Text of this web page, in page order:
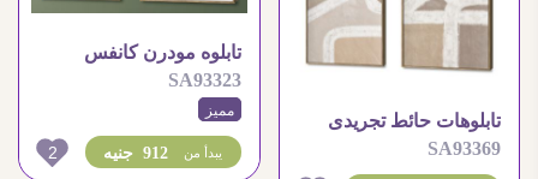
تابلوهات حائط تجريدى
هندسى بسيط ومعاصر
SA93369
تابلوه مودرن كانفس
الازهار البيضاء الرقيقة
SA93323
مميز
912 جنيه يبدأ من 2